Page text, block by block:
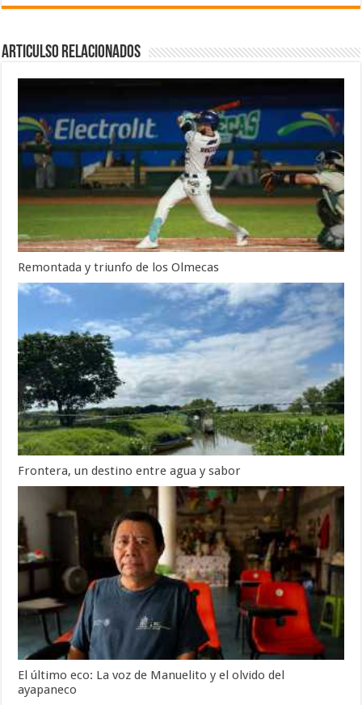
Articulso Relacionados
Remontada y triunfo de los Olmecas
Frontera, un destino entre agua y sabor
El último eco: La voz de Manuelito y el olvido del
ayapaneco